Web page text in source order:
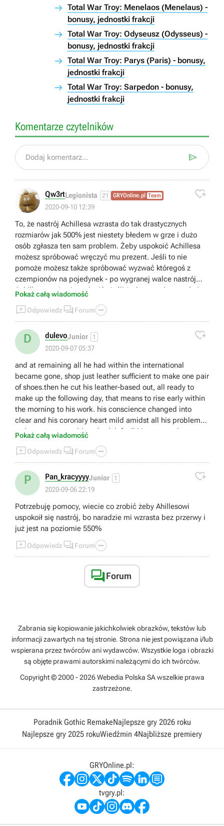
Total War Troy: Menelaos (Menelaus) -
bonusy, jednostki frakcji
Total War Troy: Odyseusz (Odysseus) -
bonusy, jednostki frakcji
Total War Troy: Parys (Paris) - bonusy,
jednostki frakcji
Total War Troy: Sarpedon - bonusy,
jednostki frakcji
Komentarze czytelników
Dodaj komentarz... 
Qw3rtLegionista 21 GRYOnline.pl Team
2020-09-10 12:39

To, że nastrój Achillesa wzrasta do tak drastycznych
rozmiarów jak 500% jest niestety błedem w grze i dużo
osób zgłasza ten sam problem. Żeby uspokoić Achillesa
możesz spróbować wręczyć mu prezent. Jeśli to nie
pomoże możesz także spróbować wyzwać któregoś z
czempionów na pojedynek - po wygranej walce nastrój
Achillesa może się zmienić. Jeśli żadna z tych metod nie
zadziała trzeba będzie poczekać na odpowiednią
aktualizację.
Pokaż całą wiadomość
Odpowiedz  Forum 
D dulevoJunior 1
2020-09-07 05:37

and at remaining all he had within the international
became gone, shop just leather sufficient to make one pair
of shoes.then he cut his leather-based out, all ready to
make up the following day, that means to rise early within
the morning to his work. his conscience changed into
clear and his coronary heart mild amidst all his problems;
so he went peaceably to bed, left all his cares to heaven,
and soon fell asleep. [link]
Pokaż całą wiadomość
Odpowiedz  Forum 
P Pan_kracyyyyJunior 1
2020-09-06 22:19

Potrzebuję pomocy, wiecie co zrobić żeby Ahillesowi
uspokoił się nastrój, bo naradzie mi wzrasta bez przerwy i
już jest na poziomie 550%
Odpowiedz  Forum 
Forum
Zabrania się kopiowanie jakichkolwiek obrazków, tekstów lub
informacji zawartych na tej stronie. Strona nie jest powiązana i/lub
wspierana przez twórców ani wydawców. Wszystkie loga i obrazki
są objęte prawami autorskimi należącymi do ich twórców.
Copyright © 2000 - 2026 Webedia Polska SA wszelkie prawa
zastrzeżone.
Poradnik Gothic RemakeNajlepsze gry 2026 roku
Najlepsze gry 2025 rokuWiedźmin 4Najbliższe premiery
GRYOnline.pl:
tvgry.pl: